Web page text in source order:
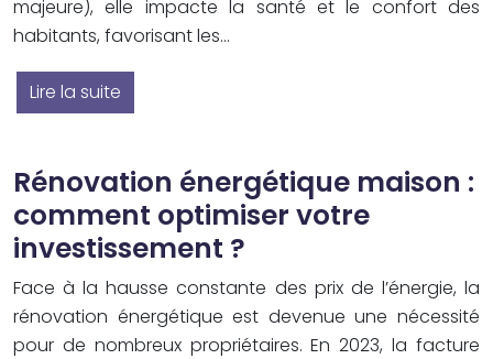
majeure), elle impacte la santé et le confort des
habitants, favorisant les…
Lire la suite
Rénovation énergétique maison :
comment optimiser votre
investissement ?
Face à la hausse constante des prix de l’énergie, la
rénovation énergétique est devenue une nécessité
pour de nombreux propriétaires. En 2023, la facture